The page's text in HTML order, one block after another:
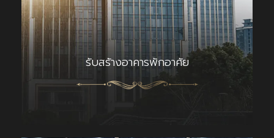
รับสร้างอาคารพักอาศัย